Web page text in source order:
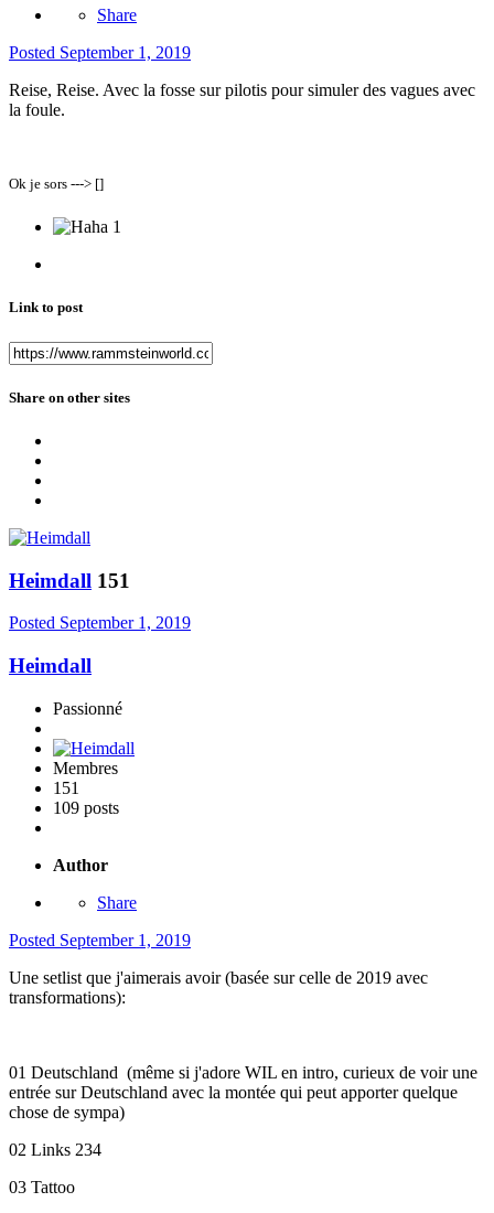
Share
Posted September 1, 2019
Reise, Reise. Avec la fosse sur pilotis pour simuler des vagues avec
la foule.
Ok je sors ---> []
1
Link to post
Share on other sites
Heimdall 151
Posted September 1, 2019
Heimdall
Passionné
Membres
151
109 posts
Author
Share
Posted September 1, 2019
Une setlist que j'aimerais avoir (basée sur celle de 2019 avec
transformations):
01 Deutschland (même si j'adore WIL en intro, curieux de voir une
entrée sur Deutschland avec la montée qui peut apporter quelque
chose de sympa)
02 Links 234
03 Tattoo